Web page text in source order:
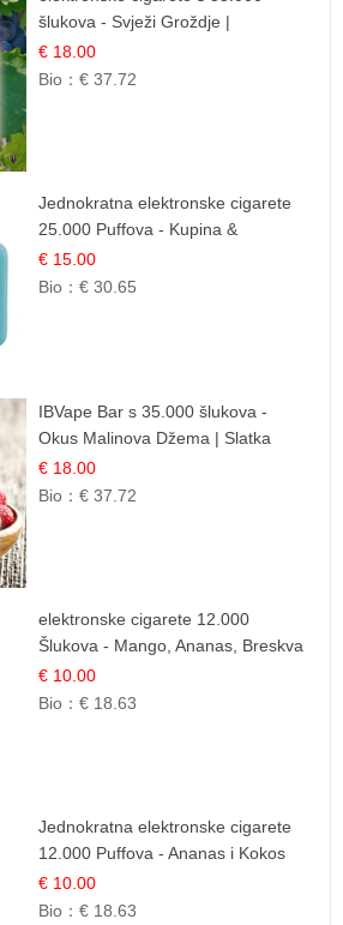
šlukova - Svježi Groždje |
Osježavajuća Voćna Aroma
€ 18.00
Bio：€ 37.72
Jednokratna elektronske cigarete
25.000 Puffova - Kupina &
Borovnica | Šumska Voćna
Mješavina
€ 15.00
Bio：€ 30.65
IBVape Bar s 35.000 šlukova -
Okus Malinova Džema | Slatka
Voćna Aroma
€ 18.00
Bio：€ 37.72
elektronske cigarete 12.000
Šlukova - Mango, Ananas, Breskva
| Tropska Voćna Mješavina
€ 10.00
Bio：€ 18.63
Jednokratna elektronske cigarete
12.000 Puffova - Ananas i Kokos
Sladoled | Tropski Desert
€ 10.00
Bio：€ 18.63